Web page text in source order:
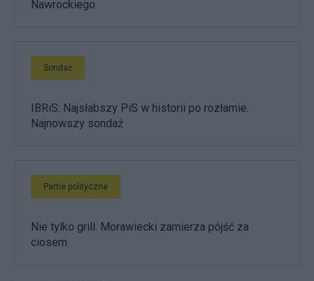
Nawrockiego
Sondaż
IBRiS: Najsłabszy PiS w historii po rozłamie.
Najnowszy sondaż
Partie polityczne
Nie tylko grill. Morawiecki zamierza pójść za
ciosem